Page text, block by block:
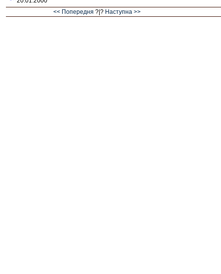
<< Попередня ?|? Наступна >>